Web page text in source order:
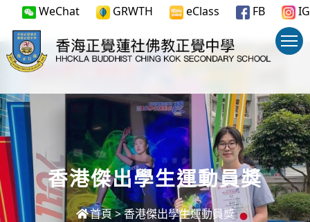
WeChat GRWTH eClass FB IG
香港傑出學生運動員獎
首頁>香港傑出學生運動員獎